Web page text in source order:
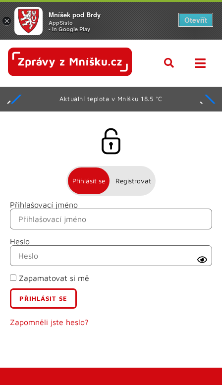
Aktuální teplota v Mníšku 18.5 °C
Přihlásit se Registrovat
Přihlašovací jméno
Heslo
Zapamatovat si mě
Zapomněli jste heslo?
Jméno
Příjmení
E-mail
Uživatelské jméno
×
Mníšek pod Brdy
AppSisto
- In Google Play
Otevřít